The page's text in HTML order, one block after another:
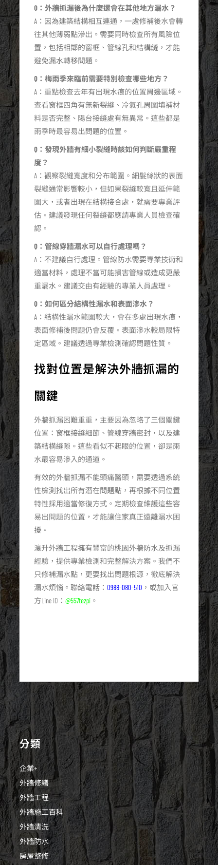
Q：外牆抓漏後為什麼還會在其他地方漏水？
A：因為建築結構相互連通，一處修補後水會轉
往其他薄弱點滲出。需要同時檢查所有風險位
置，包括相鄰的窗框、管線孔和結構縫，才能
避免漏水轉移問題。
Q：梅雨季來臨前需要特別檢查哪些地方？
A：重點檢查去年有出現水痕的位置周邊區域。
查看窗框四角有無新裂縫、冷氣孔周圍填補材
料是否完整、陽台接縫處有無異常。這些都是
雨季時最容易出問題的位置。
Q：發現外牆有細小裂縫時該如何判斷嚴重程
度？
A：觀察裂縫寬度和分布範圍。細髮絲狀的表面
裂縫通常影響較小，但如果裂縫較寬且延伸範
圍大，或者出現在結構接合處，就需要專業評
估。建議發現任何裂縫都應請專業人員檢查確
認。
Q：管線穿牆漏水可以自行處理嗎？
A：不建議自行處理。管線防水需要專業技術和
適當材料，處理不當可能損害管線或造成更嚴
重漏水。建議交由有經驗的專業人員處理。
Q：如何區分結構性漏水和表面滲水？
A：結構性漏水範圍較大，會在多處出現水痕，
表面修補後問題仍會反覆。表面滲水較局限特
定區域。建議透過專業檢測確認問題性質。
找對位置是解決外牆抓漏的
關鍵
外牆抓漏困難重重，主要因為忽略了三個關鍵
位置：窗框接縫細節、管線穿牆密封，以及建
築結構縫隙。這些看似不起眼的位置，卻是雨
水最容易滲入的通道。
有效的外牆抓漏不能頭痛醫頭，需要透過系統
性檢測找出所有潛在問題點，再根據不同位置
特性採用適當修復方式。定期檢查維護這些容
易出問題的位置，才能讓住家真正遠離漏水困
擾。
瀛升外牆工程擁有豐富的桃園外牆防水及抓漏
經驗，提供專業檢測和完整解決方案。我們不
只修補漏水點，更要找出問題根源，徹底解決
漏水煩惱。聯絡電話：0988-080-510 ，或加入官
方Line ID：@557tezpi 。
分類
企業+
外牆修繕
外牆工程
外牆施工百科
外牆清洗
外牆防水
房屋整修